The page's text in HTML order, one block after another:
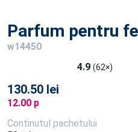
Parfum pentru
w14450
4.9 (62×)
130.50 lei
12.00 p
Continutul pachetului